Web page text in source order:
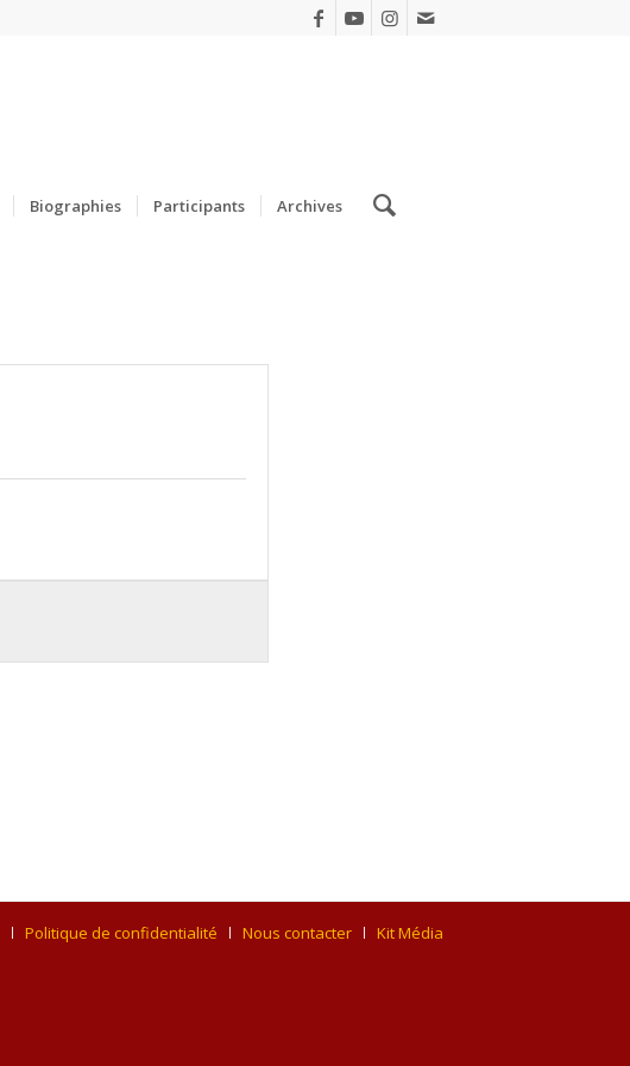
Biographies Participants Archives
Politique de confidentialité Nous contacter Kit Média